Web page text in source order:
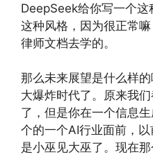
DeepSeek给你写一个
这种风格，因为很正常
律师文档去学的。
那么未来展望是什么样
大爆炸时代了。原来我
了，但是你在一个信息
个的一个AI行业面前，
是小巫见大巫了。现在